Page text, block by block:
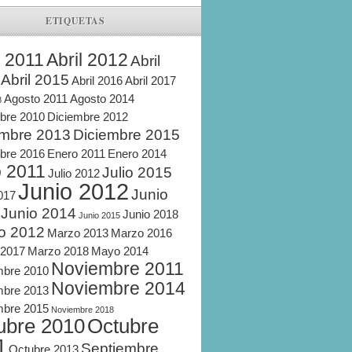
ETIQUETAS
Abril 2012Abril
Abril 2015 Abril 2016Abril 2017
Agosto 2011 Agosto 2014
2010 Diciembre 2012
2013 Diciembre 2015
2016 Enero 2011 Enero 2014
2011 Julio 2012Julio 2015
Junio 2012Junio
Junio 2014 Junio 2015 Junio 2018
2012 Marzo 2013 Marzo 2016
Marzo 2018 Mayo 2014
2010 Noviembre 2011
2013 Noviembre 2014
2015 Noviembre 2018
2010Octubre
Octubre 2013 Septiembre